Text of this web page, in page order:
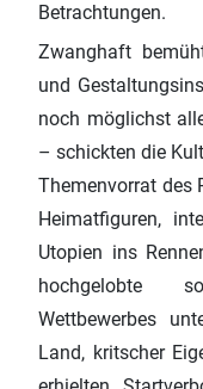
Betrachtungen.
Zwanghaft
und
noch möglichst
– schickten die
Themenvorrat des
Heimatfiguren,
Utopien ins
hochgelobte
Wettbewerbes
Land, kritscher